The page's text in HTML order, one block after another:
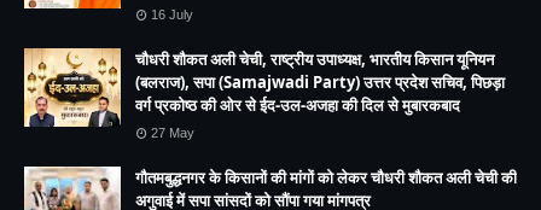
16 July
चौधरी शौकत अली चेची, राष्ट्रीय उपाध्यक्ष, भारतीय किसान यूनियन
(बलराज), सपा (Samajwadi Party) उत्तर प्रदेश सचिव, पिछड़ा
वर्ग प्रकोष्ठ की ओर से ईद-उल-अजहा की दिल से मुबारकबाद
27 May
गौतमबुद्धनगर के किसानों की मांगों को लेकर चौधरी शौकत अली चेची की
अगुवाई में सपा सांसदों को सौंपा गया मांगपत्र